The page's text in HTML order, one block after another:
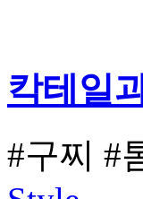
칵테일
#구찌 #